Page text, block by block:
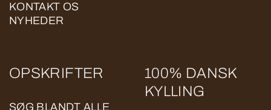
KONTAKT OS
NYHEDER
OPSKRIFTER
SØG BLANDT ALLE
100% DANSK
KYLLING